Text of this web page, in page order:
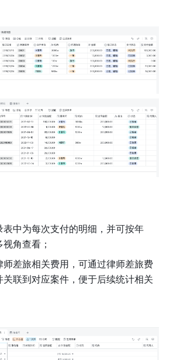
表中为每次支付的明细，并可按年
角查看；
师差旅相关费用，可通过律师差旅费
关联到对应案件，便于后续统计相关